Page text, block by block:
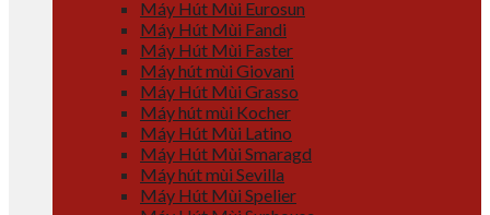
Máy Hút Mùi Eurosun
Máy Hút Mùi Fandi
Máy Hút Mùi Faster
Máy hút mùi Giovani
Máy Hút Mùi Grasso
Máy hút mùi Kocher
Máy Hút Mùi Latino
Máy Hút Mùi Smaragd
Máy hút mùi Sevilla
Máy Hút Mùi Spelier